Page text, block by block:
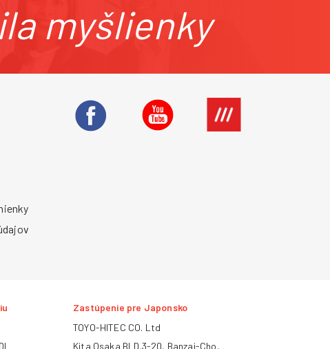
myšlienky
Zastúpenie pre Japonsko
TOYO-HITEC CO. Ltd
Kita Osaka BLD.3-20, Banzai-Cho,